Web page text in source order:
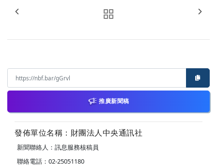
推廣新聞稿
發佈單位名稱：財團法人中央通訊社
新聞聯絡人：訊息服務核稿員
聯絡電話：02-25051180